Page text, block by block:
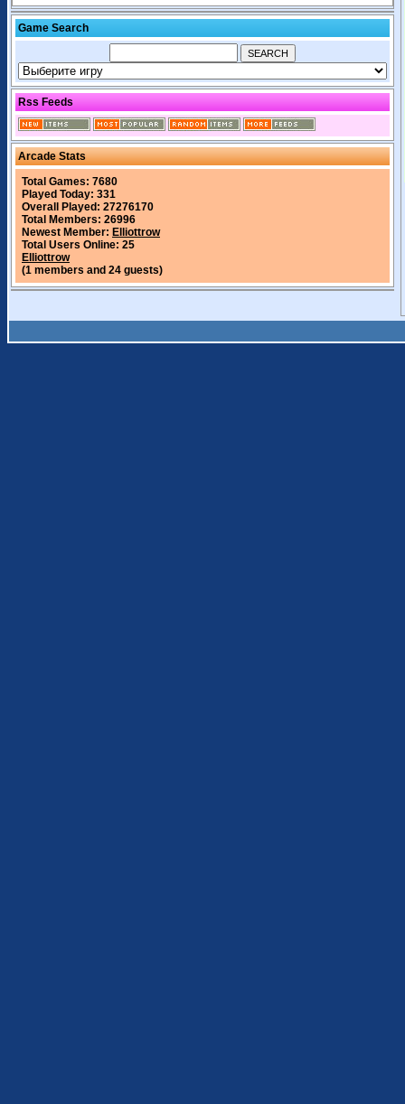
Game Search
Rss Feeds
Arcade Stats
Total Games: 7680
Played Today: 331
Overall Played: 27276170
Total Members: 26996
Newest Member: Elliottrow
Total Users Online: 25
Elliottrow
(1 members and 24 guests)